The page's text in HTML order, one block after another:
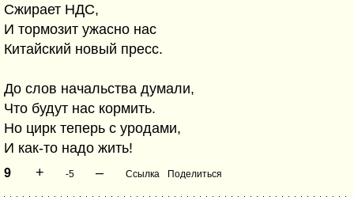
Сжирает НДС,
И тормозит ужасно нас
Китайский новый пресс.
До слов начальства думали,
Что будут нас кормить.
Но цирк теперь с уродами,
И как-то надо жить!
9 + -5 – Ссылка Поделиться